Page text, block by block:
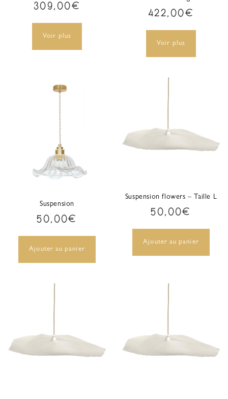
309,00€
Voir plus
422,00€
Voir plus
Suspension
50,00€
Ajouter au panier
Suspension flowers – Taille L
50,00€
Ajouter au panier